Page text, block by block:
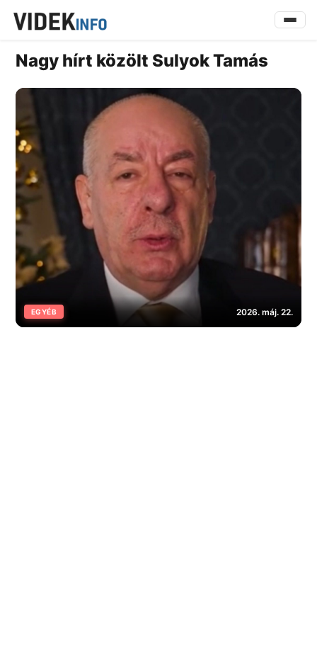
Nagy hírt közölt Sulyok Tamás
EGYÉB 2026. máj. 22.